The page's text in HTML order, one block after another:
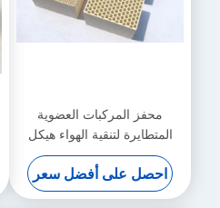
محفز المركبات العضوية
المتطايرة لتنقية الهواء هيكل
قرص العسل مسامية عالية
احصل على أفضل سعر